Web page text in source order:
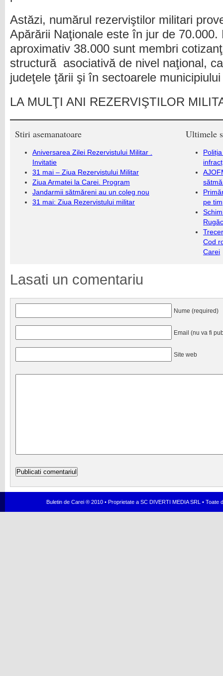
Astăzi, numărul rezerviştilor militari
Apărării Naţionale este în jur de 70.000.
aproximativ 38.000 sunt membri
structură asociativă de nivel naţional,
judeţele ţării şi în sectoarele
LA MULŢI ANI REZERVIŞTILOR
Stiri asemanatoare
Aniversarea Zilei Rezervistului Militar .
Invitatie
31 mai – Ziua Rezervistului Militar
Ziua Armatei la Carei. Program
Jandarmii sătmăreni au un coleg nou
31 mai: Ziua Rezervistului militar
Ultimele
pe
Cod
Carei
Lasati un comentariu
Nume (required)
Email (nu va fi
Site web
Buletin de Carei ® 2010 • Proprietate a SC DIVERTI MEDIA SRL •